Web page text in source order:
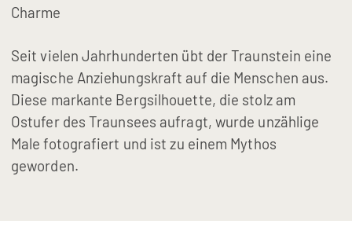
Charme
Seit vielen Jahrhunderten übt der Traunstein eine
magische Anziehungskraft auf die Menschen aus.
Diese markante Bergsilhouette, die stolz am
Ostufer des Traunsees aufragt, wurde unzählige
Male fotografiert und ist zu einem Mythos
geworden.